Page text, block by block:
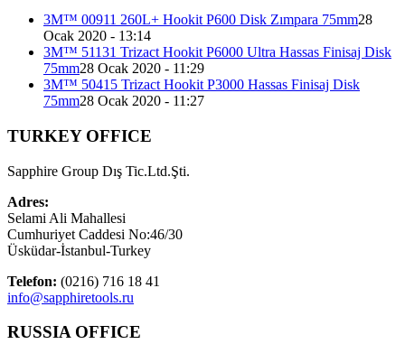
3M™ 00911 260L+ Hookit P600 Disk Zımpara 75mm28
Ocak 2020 - 13:14
3M™ 51131 Trizact Hookit P6000 Ultra Hassas Finisaj Disk
75mm28 Ocak 2020 - 11:29
3M™ 50415 Trizact Hookit P3000 Hassas Finisaj Disk
75mm28 Ocak 2020 - 11:27
TURKEY OFFICE
Sapphire Group Dış Tic.Ltd.Şti.
Adres:
Selami Ali Mahallesi
Cumhuriyet Caddesi No:46/30
Üsküdar-İstanbul-Turkey
Telefon: (0216) 716 18 41
info@sapphiretools.ru
RUSSIA OFFICE